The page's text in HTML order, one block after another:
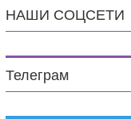
НАШИ СОЦСЕТИ
Телеграм